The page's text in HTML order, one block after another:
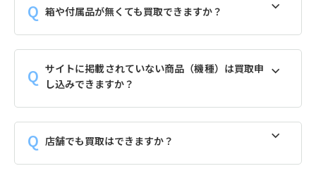
箱や付属品が無くても買取できますか？
サイトに掲載されていない商品（機種）は買取申
し込みできますか？
店舗でも買取はできますか？